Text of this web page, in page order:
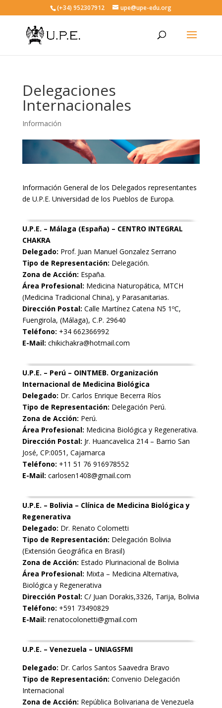
(+34) 952307912 upe@upe-edu.org
Delegaciones
Internacionales
Información
Información General de los Delegados representantes
de U.P.E. Universidad de los Pueblos de Europa.
U.P.E. – Málaga (España) – CENTRO INTEGRAL
CHAKRA
Delegado: Prof. Juan Manuel Gonzalez Serrano
Tipo de Representación: Delegación.
Zona de Acción: España.
Área Profesional: Medicina Naturopática, MTCH
(Medicina Tradicional China), y Parasanitarias.
Dirección Postal: Calle Martínez Catena N5 1ºC,
Fuengirola, (Málaga), C.P. 29640
Teléfono: +34 662366992
E-Mail: chikichakra@hotmail.com
U.P.E. – Perú – OINTMEB. Organización
Internacional de Medicina Biológica
Delegado: Dr. Carlos Enrique Becerra Ríos
Tipo de Representación: Delegación Perú.
Zona de Acción: Perú.
Área Profesional: Medicina Biológica y Regenerativa.
Dirección Postal: Jr. Huancavelica 214 – Barrio San
José, CP:0051, Cajamarca
Teléfono: +11 51 76 916978552
E-Mail: carlosen1408@gmail.com
U.P.E. – Bolivia – Clínica de Medicina Biológica y
Regenerativa
Delegado: Dr. Renato Colometti
Tipo de Representación: Delegación Bolivia
(Extensión Geográfica en Brasil)
Zona de Acción: Estado Plurinacional de Bolivia
Área Profesional: Mixta – Medicina Alternativa,
Biológica y Regenerativa
Dirección Postal: C/ Juan Dorakis,3326, Tarija, Bolivia
Teléfono: +591 73490829
E-Mail: renatocolonetti@gmail.com
U.P.E. – Venezuela – UNIAGSFMI
Delegado: Dr. Carlos Santos Saavedra Bravo
Tipo de Representación: Convenio Delegación
Internacional
Zona de Acción: República Bolivariana de Venezuela